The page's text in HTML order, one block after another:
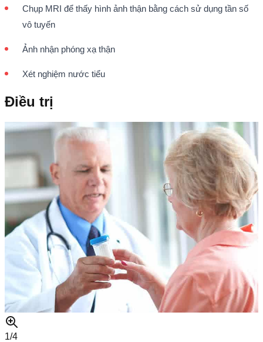
Chụp MRI để thấy hình ảnh thận bằng cách sử dụng tần số
vô tuyến
Ảnh nhận phóng xạ thận
Xét nghiệm nước tiểu
Điều trị
1/4